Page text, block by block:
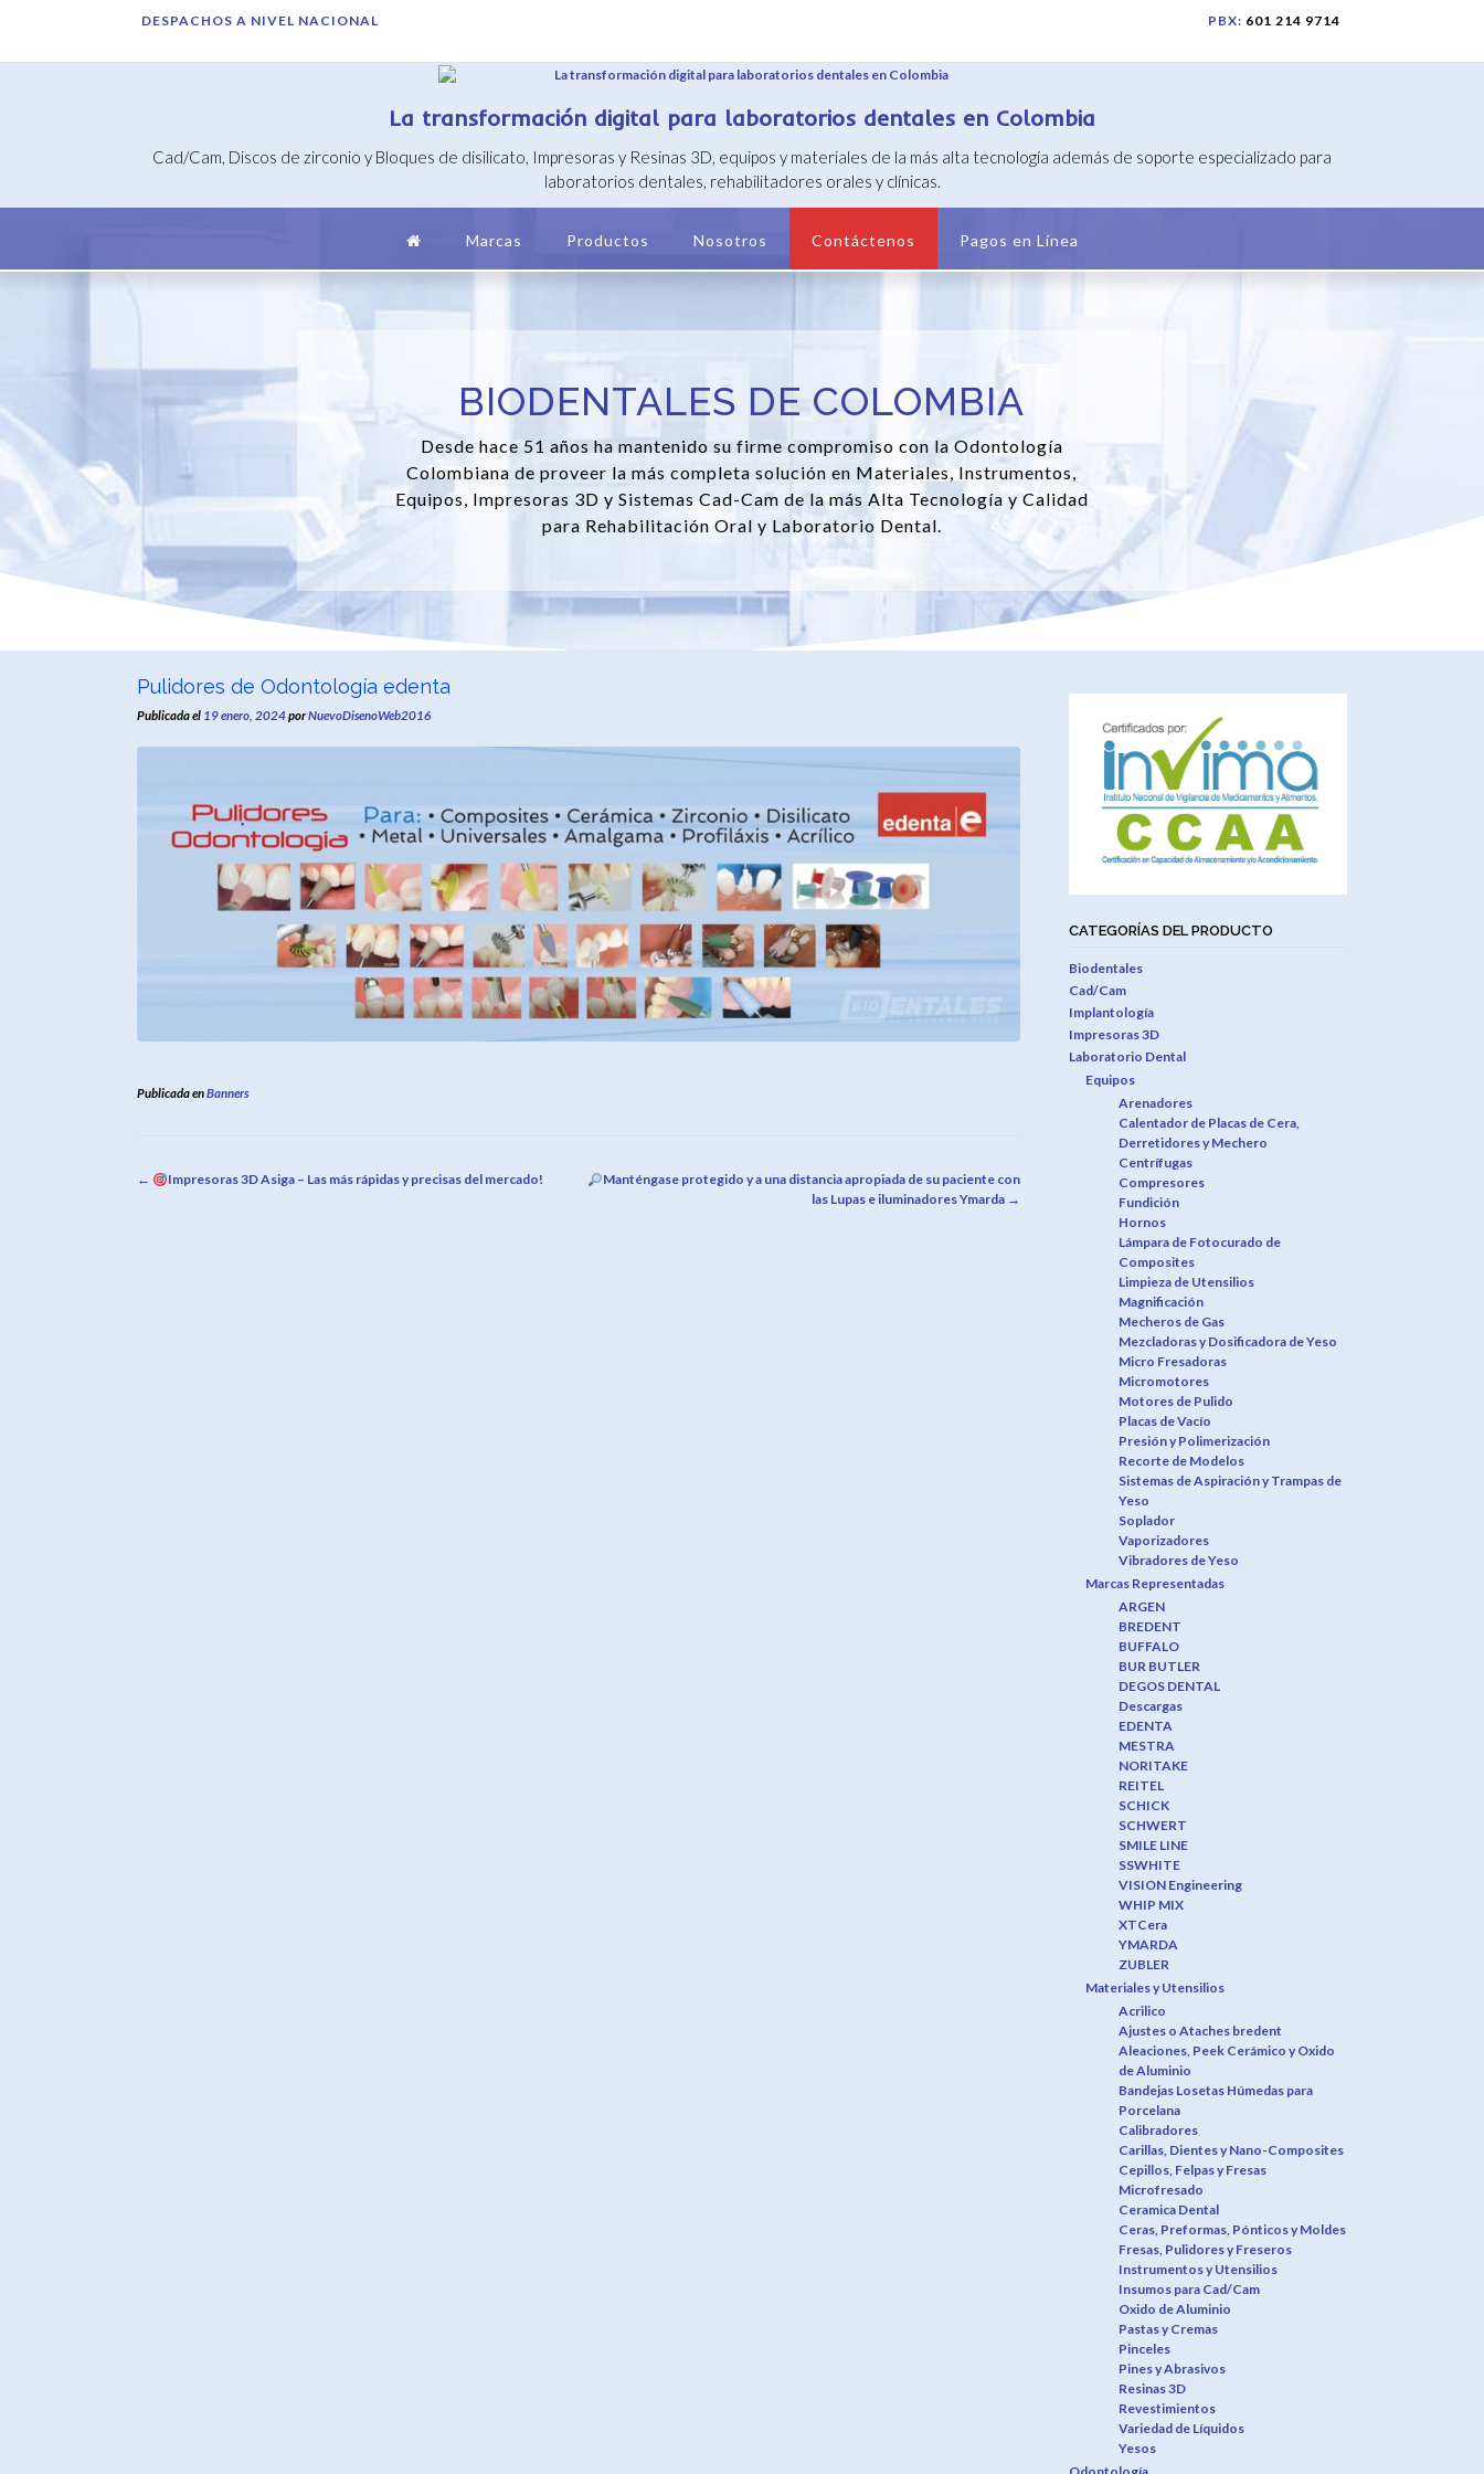
DESPACHOS A NIVEL NACIONAL PBX: 601 214 9714
La transformación digital para laboratorios dentales en Colombia
Cad/Cam, Discos de zirconio y Bloques de disilicato, Impresoras y Resinas 3D, equipos y materiales de la más alta tecnología además de soporte especializado para
laboratorios dentales, rehabilitadores orales y clínicas.
Marcas Productos Nosotros Contáctenos Pagos en Línea
BIODENTALES DE COLOMBIA
Desde hace 51 años ha mantenido su firme compromiso con la Odontología
Colombiana de proveer la más completa solución en Materiales, Instrumentos,
Equipos, Impresoras 3D y Sistemas Cad-Cam de la más Alta Tecnología y Calidad
para Rehabilitación Oral y Laboratorio Dental.
Pulidores de Odontología edenta
Publicada el 19 enero, 2024porNuevoDisenoWeb2016
Publicada enBanners
Navegación
Manténgase protegido y a una distancia apropiada de su paciente con
las Lupas e iluminadores Ymarda →
← Impresoras 3D Asiga – Las más rápidas y precisas del mercado!
CATEGORÍAS DEL PRODUCTO
Biodentales
Cad/Cam
Implantología
Impresoras 3D
Laboratorio Dental
Equipos
Arenadores
Calentador de Placas de Cera,
Derretidores y Mechero
Centrífugas
Compresores
Fundición
Hornos
Lámpara de Fotocurado de
Composites
Limpieza de Utensilios
Magnificación
Mecheros de Gas
Mezcladoras y Dosificadora de Yeso
Micro Fresadoras
Micromotores
Motores de Pulido
Placas de Vacío
Presión y Polimerización
Recorte de Modelos
Sistemas de Aspiración y Trampas de
Yeso
Soplador
Vaporizadores
Vibradores de Yeso
Marcas Representadas
ARGEN
BREDENT
BUFFALO
BUR BUTLER
DEGOS DENTAL
Descargas
EDENTA
MESTRA
NORITAKE
REITEL
SCHICK
SCHWERT
SMILE LINE
SSWHITE
VISION Engineering
WHIP MIX
XTCera
YMARDA
ZUBLER
Materiales y Utensilios
Acrilico
Ajustes o Ataches bredent
Aleaciones, Peek Cerámico y Oxido
de Aluminio
Bandejas Losetas Húmedas para
Porcelana
Calibradores
Carillas, Dientes y Nano-Composites
Cepillos, Felpas y Fresas
Microfresado
Ceramica Dental
Ceras, Preformas, Pónticos y Moldes
Fresas, Pulidores y Freseros
Instrumentos y Utensilios
Insumos para Cad/Cam
Oxido de Aluminio
Pastas y Cremas
Pinceles
Pines y Abrasivos
Resinas 3D
Revestimientos
Variedad de Líquidos
Yesos